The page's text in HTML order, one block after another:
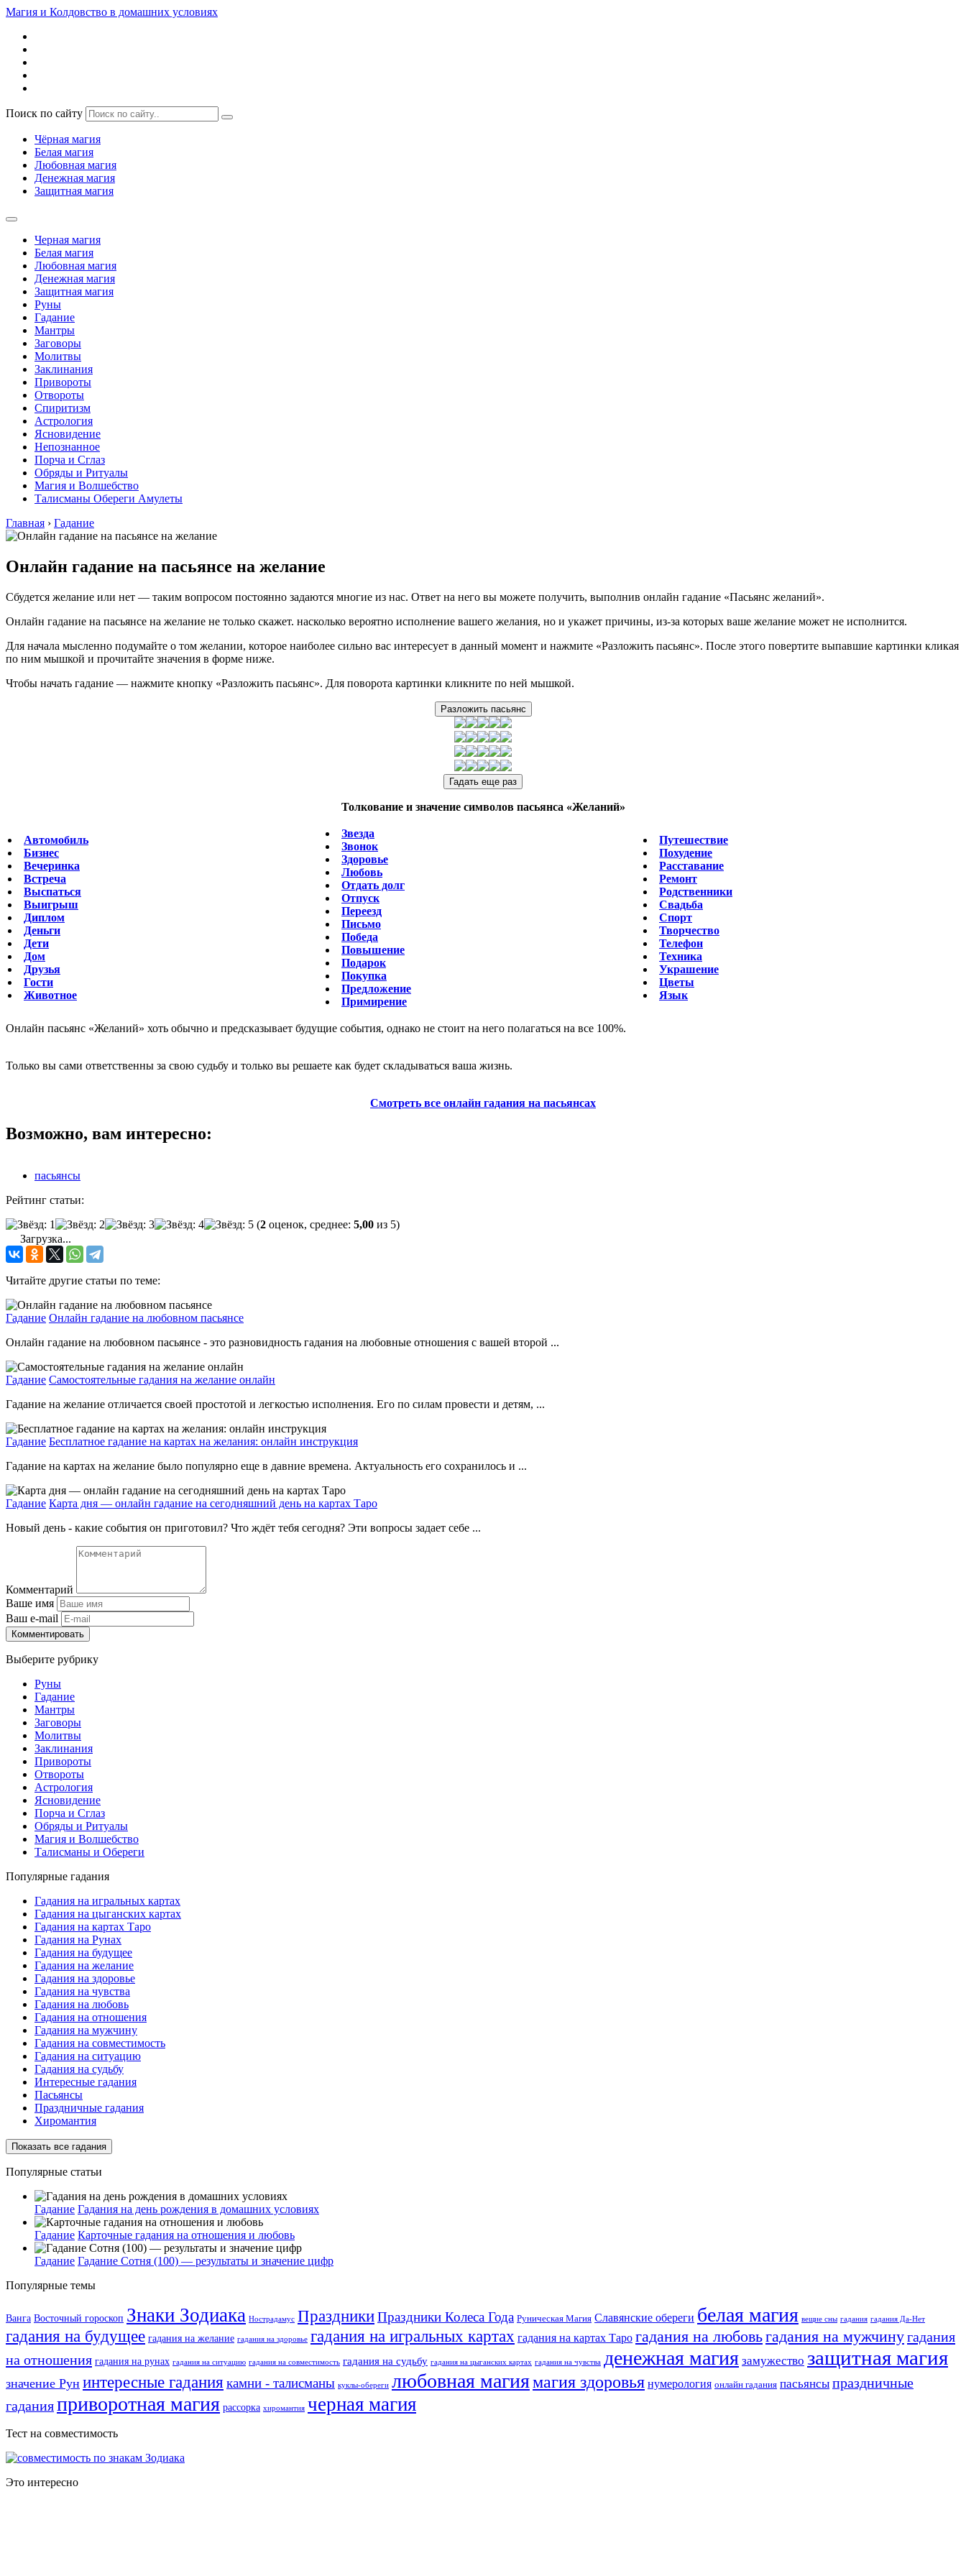
Магия и Колдовство в домашних условиях
Поиск по сайту
Чёрная магия
Белая магия
Любовная магия
Денежная магия
Защитная магия
Черная магия
Белая магия
Любовная магия
Денежная магия
Защитная магия
Руны
Гадание
Мантры
Заговоры
Молитвы
Заклинания
Привороты
Отвороты
Спиритизм
Астрология
Ясновидение
Непознанное
Порча и Сглаз
Обряды и Ритуалы
Магия и Волшебство
Талисманы Обереги Амулеты
Главная › Гадание
Онлайн гадание на пасьянсе на желание
Сбудется желание или нет — таким вопросом постоянно задаются многие из нас. Ответ на него вы можете получить, выполнив онлайн гадание «Пасьянс желаний».
Онлайн гадание на пасьянсе на желание не только скажет. насколько вероятно исполнение вашего желания, но и укажет причины, из-за которых ваше желание может не исполнится.
Для начала мысленно подумайте о том желании, которое наиболее сильно вас интересует в данный момент и нажмите «Разложить пасьянс». После этого повертите выпавшие картинки кликая
по ним мышкой и прочитайте значения в форме ниже.
Чтобы начать гадание — нажмите кнопку «Разложить пасьянс». Для поворота картинки кликните по ней мышкой.
Толкование и значение символов пасьянса «Желаний»
Автомобиль
Бизнес
Вечеринка
Встреча
Выспаться
Выигрыш
Диплом
Деньги
Дети
Дом
Друзья
Гости
Животное
Звезда
Звонок
Здоровье
Любовь
Отдать долг
Отпуск
Переезд
Письмо
Победа
Повышение
Подарок
Покупка
Предложение
Примирение
Путешествие
Похудение
Расставание
Ремонт
Родственники
Свадьба
Спорт
Творчество
Телефон
Техника
Украшение
Цветы
Язык
Онлайн пасьянс «Желаний» хоть обычно и предсказывает будущие события, однако не стоит на него полагаться на все 100%.
Только вы сами ответственны за свою судьбу и только вы решаете как будет складываться ваша жизнь.
Смотреть все онлайн гадания на пасьянсах
Возможно, вам интересно:
пасьянсы
Рейтинг статьи:
(2 оценок, среднее: 5,00 из 5)
Загрузка...
Читайте другие статьи по теме:
Гадание Онлайн гадание на любовном пасьянсе
Онлайн гадание на любовном пасьянсе - это разновидность гадания на любовные отношения с вашей второй ...
Гадание Самостоятельные гадания на желание онлайн
Гадание на желание отличается своей простотой и легкостью исполнения. Его по силам провести и детям, ...
Гадание Бесплатное гадание на картах на желания: онлайн инструкция
Гадание на картах на желание было популярно еще в давние времена. Актуальность его сохранилось и ...
Гадание Карта дня — онлайн гадание на сегодняшний день на картах Таро
Новый день - какие события он приготовил? Что ждёт тебя сегодня? Эти вопросы задает себе ...
Комментарий
Ваше имя
Ваш e-mail
Комментировать
Выберите рубрику
Руны
Гадание
Мантры
Заговоры
Молитвы
Заклинания
Привороты
Отвороты
Астрология
Ясновидение
Порча и Сглаз
Обряды и Ритуалы
Магия и Волшебство
Талисманы и Обереги
Популярные гадания
Гадания на игральных картах
Гадания на цыганских картах
Гадания на картах Таро
Гадания на Рунах
Гадания на будущее
Гадания на желание
Гадания на здоровье
Гадания на чувства
Гадания на любовь
Гадания на отношения
Гадания на мужчину
Гадания на совместимость
Гадания на ситуацию
Гадания на судьбу
Интересные гадания
Пасьянсы
Праздничные гадания
Хиромантия
Показать все гадания
Популярные статьи
Гадание Гадания на день рождения в домашних условиях
Гадание Карточные гадания на отношения и любовь
Гадание Гадание Сотня (100) — результаты и значение цифр
Популярные темы
Ванга Восточный гороскоп Знаки Зодиака Нострадамус ПраздникиПраздники Колеса Года Руническая Магия Славянские обереги белая магия вещие сны гадания гадания Да-Нет
гадания на будущее гадания на желание гадания на здоровье гадания на игральных картах гадания на картах Таро гадания на любовьгадания на мужчинугадания
на отношения гадания на рунах гадания на ситуацию гадания на совместимость гадания на судьбу гадания на цыганских картах гадания на чувства денежная магия замужество защитная магия
значение Рун интересные гадания камни - талисманы куклы-обереги любовная магиямагия здоровья нумерология онлайн гадания пасьянсы праздничные
гаданияприворотная магия рассорка хиромантия черная магия
Тест на совместимость
Это интересно